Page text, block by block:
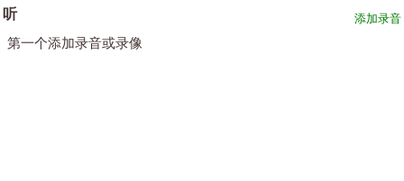
添加录音
听
第一个添加录音或录像